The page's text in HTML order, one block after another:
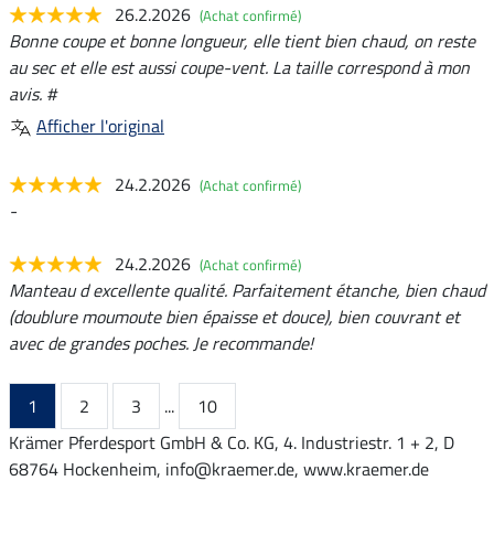
26.2.2026 (Achat confirmé)
Bonne coupe et bonne longueur, elle tient bien chaud, on reste
au sec et elle est aussi coupe-vent. La taille correspond à mon
avis. #
Afficher l'original
24.2.2026 (Achat confirmé)
-
24.2.2026 (Achat confirmé)
Manteau d excellente qualité. Parfaitement étanche, bien chaud
(doublure moumoute bien épaisse et douce), bien couvrant et
avec de grandes poches. Je recommande!
1 2 3 ...
10
Krämer Pferdesport GmbH & Co. KG, 4. Industriestr. 1 + 2, D
68764 Hockenheim, info@kraemer.de, www.kraemer.de